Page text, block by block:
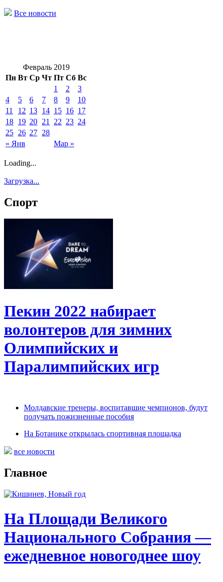
Все новости
Февраль 2019
Пн Вт Ср Чт Пт Сб Вс
« Янв Мар »
1 2
3
4
5 6 7 8 9
10
11
12 13 14 15 16 17
18 19 20 21 22 23 24
25 26 27 28
Loading...
Загрузка...
Спорт
Пекин 2022 набирает
волонтеров для зимних
Олимпийских и
Паралимпийских игр
Молдавские тренеры, воспитавшие чемпионов, будут
получать пожизненные пособия
На Ботанике открылась спортивная площадка
все новости
Главное
На Площади Великого
Национального Собрания —
ежедневное новогоднее шоу